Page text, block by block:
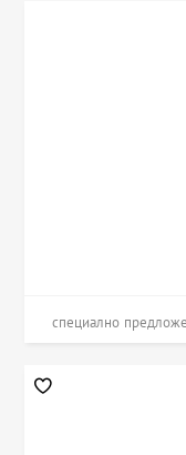
специално